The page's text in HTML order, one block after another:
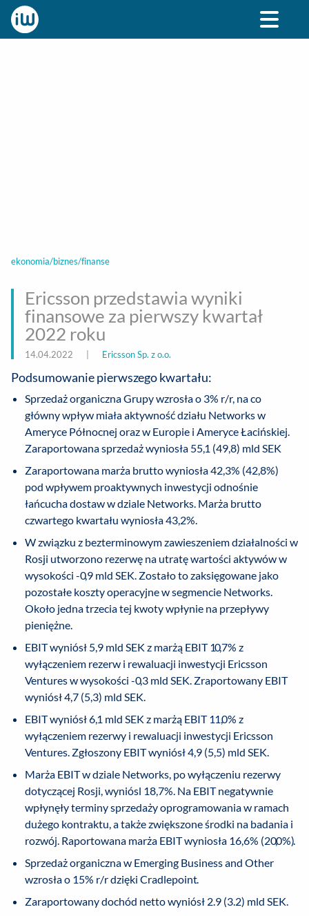
ekonomia/biznes/finanse
Ericsson przedstawia wyniki
finansowe za pierwszy kwartał
2022 roku
14.04.2022 Ericsson Sp. z o.o.
Podsumowanie pierwszego kwartału:
Sprzedaż organiczna Grupy wzrosła o 3% r/r, na co
główny wpływ miała aktywność działu Networks w
Ameryce Północnej oraz w Europie i Ameryce Łacińskiej.
Zaraportowana sprzedaż wyniosła 55,1 (49,8) mld SEK
Zaraportowana marża brutto wyniosła 42,3% (42,8%)
pod wpływem proaktywnych inwestycji odnośnie
łańcucha dostaw w dziale Networks. Marża brutto
czwartego kwartału wyniosła 43,2%.
W związku z bezterminowym zawieszeniem działalności w
Rosji utworzono rezerwę na utratę wartości aktywów w
wysokości -0,9 mld SEK. Zostało to zaksięgowane jako
pozostałe koszty operacyjne w segmencie Networks.
Około jedna trzecia tej kwoty wpłynie na przepływy
pieniężne.
EBIT wyniósł 5,9 mld SEK z marżą EBIT 10,7% z
wyłączeniem rezerw i rewaluacji inwestycji Ericsson
Ventures w wysokości -0,3 mld SEK. Zraportowany EBIT
wyniósł 4,7 (5,3) mld SEK.
EBIT wyniósł 6,1 mld SEK z marżą EBIT 11,0% z
wyłączeniem rezerwy i rewaluacji inwestycji Ericsson
Ventures. Zgłoszony EBIT wyniósł 4,9 (5,5) mld SEK.
Marża EBIT w dziale Networks, po wyłączeniu rezerwy
dotyczącej Rosji, wyniósl 18,7%. Na EBIT negatywnie
wpłynęły terminy sprzedaży oprogramowania w ramach
dużego kontraktu, a także zwiększone środki na badania i
rozwój. Raportowana marża EBIT wyniosła 16,6% (20,0%).
Sprzedaż organiczna w Emerging Business and Other
wzrosła o 15% r/r dzięki Cradlepoint.
Zaraportowany dochód netto wyniósł 2.9 (3.2) mld SEK.